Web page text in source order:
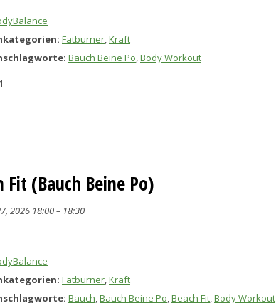
Fatburner,Kraft
Bauch Beine Po,Body Workout
Fit (Bauch Beine Po)
2026 18:00– 18:30
Fatburner,Kraft
Bauch,Bauch Beine Po,Beach Fit,Body Workout